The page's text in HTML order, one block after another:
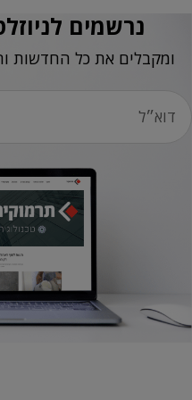
נרשמים
ומקבלים את כל החדשות